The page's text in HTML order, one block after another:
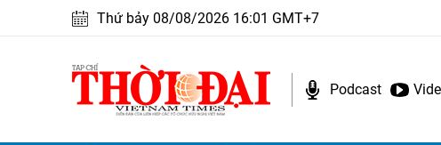
Thứ bảy 08/08/2026 16:01 GMT+7
Podcast